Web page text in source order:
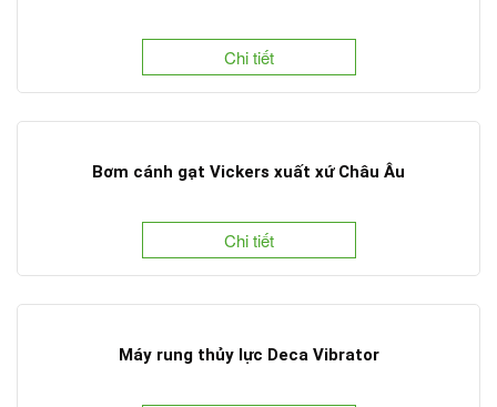
Chi tiết
Bơm cánh gạt Vickers xuất xứ Châu Âu
Chi tiết
Máy rung thủy lực Deca Vibrator